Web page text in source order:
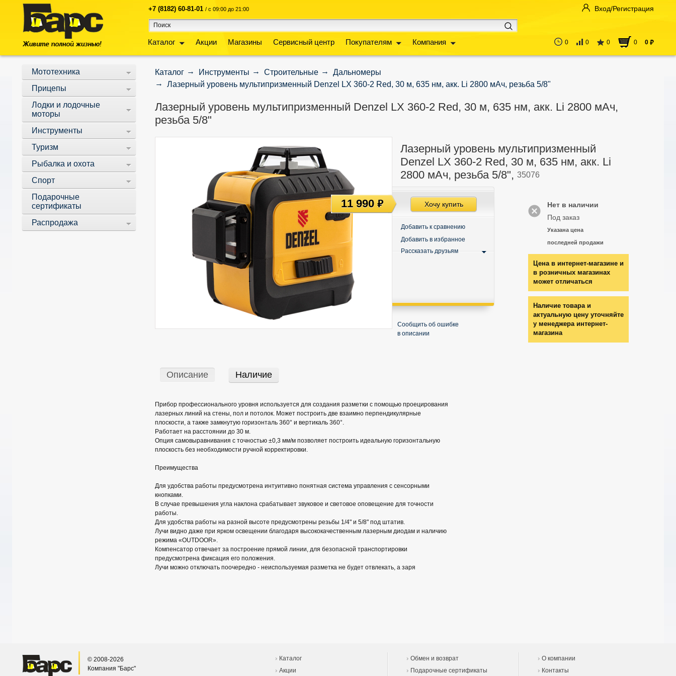
+7 (8182) 60-81-01 / с 09:00 до 21:00
Каталог Акции Магазины Сервисный центр Покупателям Компания
Вход/Регистрация
0 0 0 0 0 руб
Мототехника
Прицепы
Лодки и лодочные
моторы
Инструменты
Туризм
Рыбалка и охота
Спорт
Подарочные
сертификаты
Распродажа
Каталог Инструменты Строительные
Дальномеры
Лазерный уровень мультипризменный Denzel LX 360-2 Red, 30 м, 635 нм, акк. Li 2800 мАч, резьба 5/8"
Лазерный уровень мультипризменный Denzel LX 360-2 Red, 30 м, 635 нм, акк. Li 2800 мАч,
резьба 5/8"
Лазерный уровень мультипризменный
Denzel LX 360-2 Red, 30 м, 635 нм, акк. Li
2800 мАч, резьба 5/8", 35076
Нет в наличии
Под заказ
Указана цена
последней продажи
Цена в интернет-магазине и
в розничных магазинах
может отличаться
Наличие товара и
актуальную цену уточняйте
у менеджера интернет-
магазина
Хочу купить
Добавить к сравнению
Добавить в избранное
Рассказать друзьям
Сообщить об ошибке
в описании
11 990руб
Описание Наличие
Прибор профессионального уровня используется для создания разметки с помощью проецирования
лазерных линий на стены, пол и потолок. Может построить две взаимно перпендикулярные
плоскости, а также замкнутую горизонталь 360° и вертикаль 360°.
Работает на расстоянии до 30 м.
Опция самовыравнивания с точностью ±0,3 мм/м позволяет построить идеальную горизонтальную
плоскость без необходимости ручной корректировки.
Преимущества
Для удобства работы предусмотрена интуитивно понятная система управления с сенсорными
кнопками.
В случае превышения угла наклона срабатывает звуковое и световое оповещение для точности
работы.
Для удобства работы на разной высоте предусмотрены резьбы 1/4" и 5/8" под штатив.
Лучи видно даже при ярком освещении благодаря высококачественным лазерным диодам и наличию
режима «OUTDOOR».
Компенсатор отвечает за построение прямой линии, для безопасной транспортировки
предусмотрена фиксация его положения.
Лучи можно отключать поочередно - неиспользуемая разметка не будет отвлекать, а заря
© 2008-2026
Компания "Барс"
Каталог
Акции
Обмен и возврат
Подарочные сертификаты
О компании
Контакты